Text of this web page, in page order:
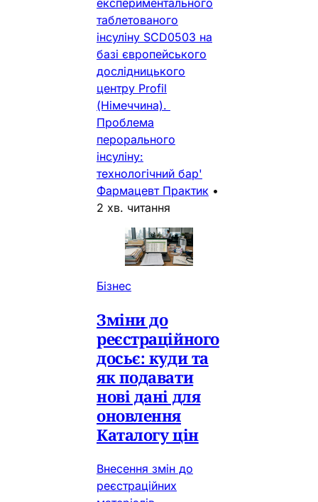
експериментального
таблетованого
інсуліну SCD0503 на
базі європейського
дослідницького
центру Profil
(Німеччина).
Проблема
перорального
інсуліну:
технологічний бар'
Фармацевт Практик •
2 хв. читання
Бізнес
Зміни до
реєстраційного
досьє: куди та
як подавати
нові дані для
оновлення
Каталогу цін
Внесення змін до
реєстраційних